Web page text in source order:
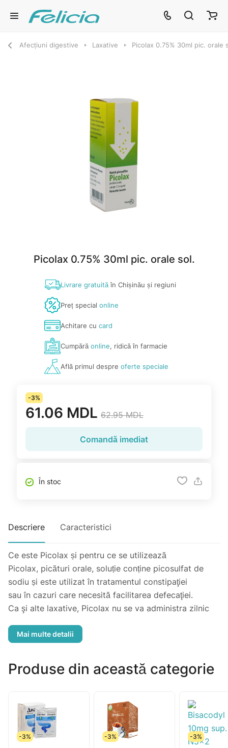
Afecțiuni digestive Laxative Picolax 0.75% 30ml pic. orale
Picolax 0.75% 30ml pic. orale sol.
Livrare gratuităîn Chișinău și regiuni
Preț special online
Achitare cu card
Cumpărăonline, ridică în farmacie
Află primul despre oferte speciale
-3%
61.06 MDL 62.95 MDL
Comandă imediat
În stoc
Descriere Caracteristici
Ce este Picolax și pentru ce se utilizează
Picolax, picături orale, soluție conține picosulfat de
sodiu și este utilizat în tratamentul constipaţiei
sau în cazuri care necesită facilitarea defecaţiei.
Ca şi alte laxative, Picolax nu se va administra zilnic
constipaţiei. Cum să administrați Picolax
Adulţi: câte 13 – 27 picături (5 – 10 mg picosulfat de
sodiu).
medicului): câte 7 – 13 picături (2,5 – 5 mg
picosulfat de sodiu).
Picolax se administrează seara, înainte de somn. După
administrare defecaţia are loc peste 10-12
Produse din această categorie
-3% -3% -3%